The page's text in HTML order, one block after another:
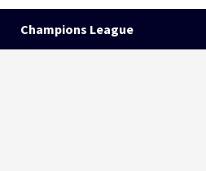
Champions League